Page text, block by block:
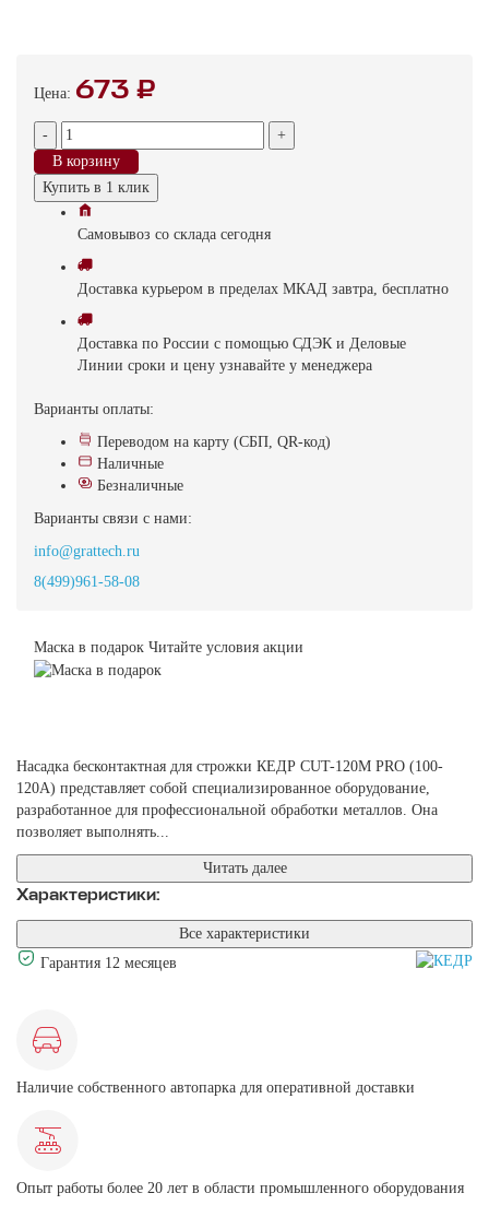
Цена: 673 ₽
-
+
В корзину
Купить в 1 клик
Самовывоз со склада cегодня
Доставка курьером в пределах МКАД завтра, бесплатно
Доставка по России с помощью СДЭК и Деловые
Линии сроки и цену узнавайте у менеджера
Варианты оплаты:
Переводом на карту (СБП, QR-код)
Наличные
Безналичные
Варианты связи с нами:
info@grattech.ru
8(499)961-58-08
Маска в подарок Читайте условия акции
Насадка бесконтактная для строжки КЕДР CUT-120M PRO (100-
120А) представляет собой специализированное оборудование,
разработанное для профессиональной обработки металлов. Она
позволяет выполнять...
Читать далее
Характеристики:
Все характеристики
Гарантия 12 месяцев
Наличие собственного автопарка для оперативной доставки
Опыт работы более 20 лет в области промышленного оборудования